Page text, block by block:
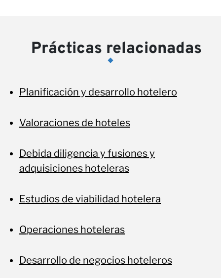
Prácticas relacionadas
Planificación y desarrollo hotelero
Valoraciones de hoteles
Debida diligencia y fusiones y
adquisiciones hoteleras
Estudios de viabilidad hotelera
Operaciones hoteleras
Desarrollo de negocios hoteleros